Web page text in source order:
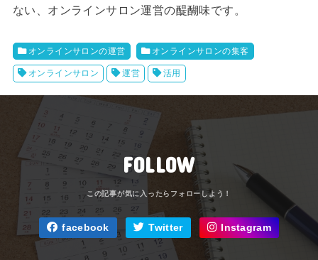
ない、オンラインサロン運営の醍醐味です。
オンラインサロンの運営 オンラインサロンの集客
オンラインサロン 運営 活用
FOLLOW
facebook Twitter Instagram